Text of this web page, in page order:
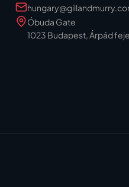
Óbuda Gate
1023 Budapest, Árpád